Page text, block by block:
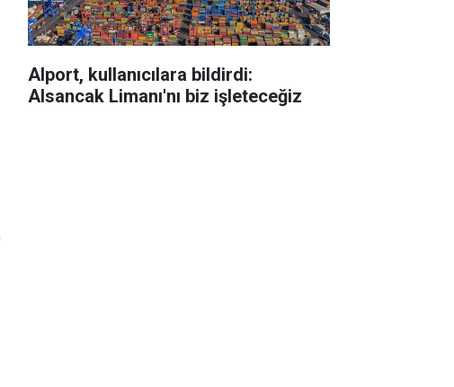
Alport, kullanıcılara bildirdi:
Alsancak Limanı'nı biz işleteceğiz